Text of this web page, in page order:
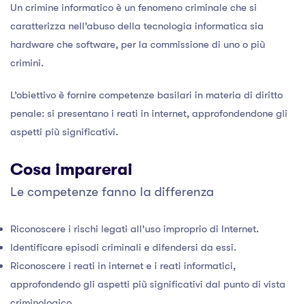
Un crimine informatico è un fenomeno criminale che si
caratterizza nell’abuso della tecnologia informatica sia
hardware che software, per la commissione di uno o più
crimini.
L’obiettivo è fornire competenze basilari in materia di diritto
penale: si presentano i reati in internet, approfondendone gli
aspetti più significativi.
Cosa imparerai
Le competenze fanno la differenza
Riconoscere i rischi legati all’uso improprio di Internet.
Identificare episodi criminali e difendersi da essi.
Riconoscere i reati in internet e i reati informatici,
approfondendo gli aspetti più significativi dal punto di vista